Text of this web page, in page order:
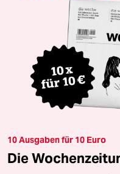
10 Ausgaben für 10 Euro
Die